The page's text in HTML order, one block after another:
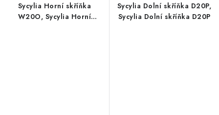
Sycylia Horní skříňka
W20O, Sycylia Horní
Sycylia Dolní skříňka D20P,
Sycylia Dolní skříňka D20P